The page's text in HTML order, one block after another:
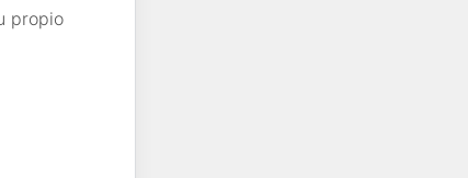
propio